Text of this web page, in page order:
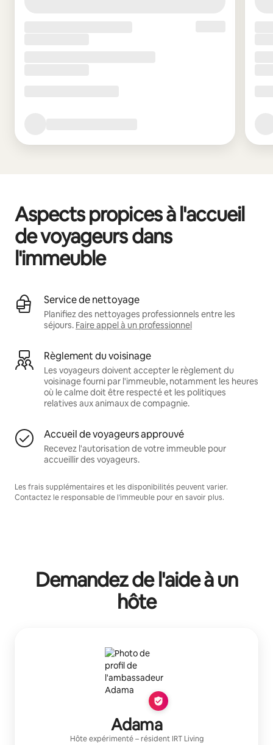
Aspects propices à l'accueil
de voyageurs dans
l'immeuble
Service de nettoyage
Planifiez des nettoyages professionnels entre les
séjours. Faire appel à un professionnel
Règlement du voisinage
Les voyageurs doivent accepter le règlement du
voisinage fourni par l'immeuble, notamment les heures
où le calme doit être respecté et les politiques
relatives aux animaux de compagnie.
Accueil de voyageurs approuvé
Recevez l'autorisation de votre immeuble pour
accueillir des voyageurs.
Les frais supplémentaires et les disponibilités peuvent varier.
Contactez le responsable de l'immeuble pour en savoir plus.
Demandez de l'aide à un
hôte
Adama
Hôte expérimenté– résident IRT Living